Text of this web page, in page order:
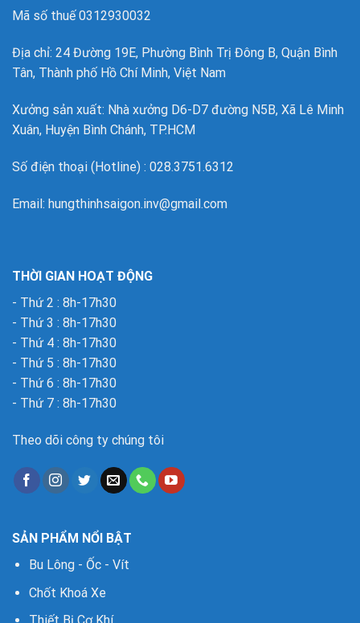
Mã số thuế 0312930032
Địa chỉ: 24 Đường 19E, Phường Bình Trị Đông B, Quận Bình
Tân, Thành phố Hồ Chí Minh, Việt Nam
Xưởng sản xuất: Nhà xưởng D6-D7 đường N5B, Xã Lê Minh
Xuân, Huyện Bình Chánh, TP.HCM
Số điện thoại (Hotline) : 028.3751.6312
Email: hungthinhsaigon.inv@gmail.com
THỜI GIAN HOẠT ĐỘNG
- Thứ 2 : 8h-17h30
- Thứ 3 : 8h-17h30
- Thứ 4 : 8h-17h30
- Thứ 5 : 8h-17h30
- Thứ 6 : 8h-17h30
- Thứ 7 : 8h-17h30
Theo dõi công ty chúng tôi
SẢN PHẨM NỔI BẬT
Bu Lông - Ốc - Vít
Chốt Khoá Xe